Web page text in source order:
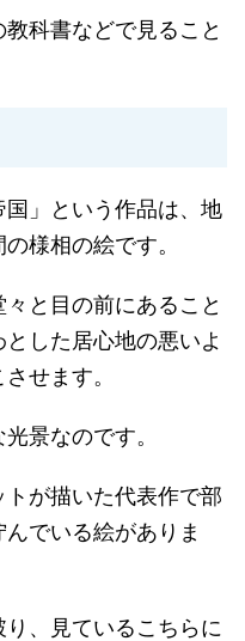
科書などで見ること
」という作品は、地
様相の絵です。
と目の前にあること
した居心地の悪いよ
せます。
景なのです。
が描いた代表作で部
でいる絵がありま
、見ているこちらに